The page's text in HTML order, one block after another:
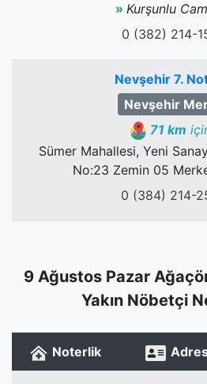
» Kurşunlu
0 (382) 214-
Nevşehir 7.
Nevşehir
71 km
Sümer Mahallesi, Yeni
No:23 Zemin 05
0 (384) 214-
9 Ağustos Pazar
Yakın Nöbetçi
Noterlik